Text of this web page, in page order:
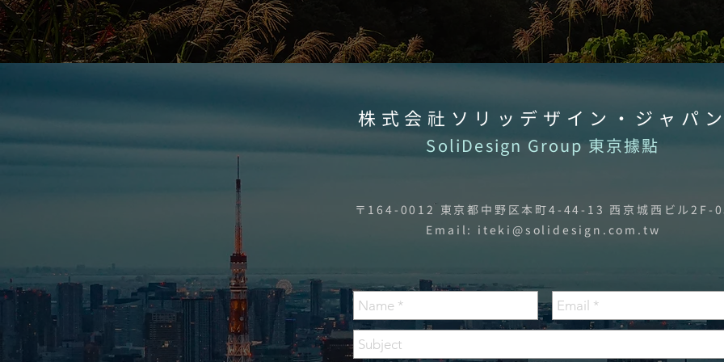
株式会社ソリッデザイン・ジャパ
SoliDesign Group 東京據點
〒164-0012 東京都中野区本町4-44-13 西京城西ビル2F-
Email: iteki@solidesign.com.tw